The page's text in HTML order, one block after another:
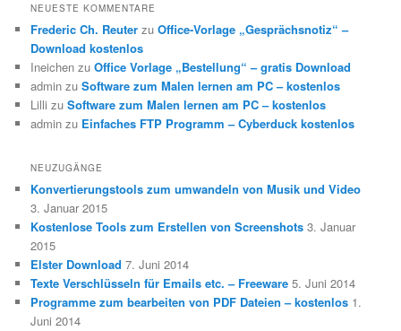
NEUESTE KOMMENTARE
Frederic Ch. Reuter zuOffice-Vorlage „Gesprächsnotiz“ –
Download kostenlos
Ineichen zuOffice Vorlage „Bestellung“ – gratis Download
admin zuSoftware zum Malen lernen am PC – kostenlos
Lilli zuSoftware zum Malen lernen am PC – kostenlos
admin zu Einfaches FTP Programm – Cyberduck kostenlos
NEUZUGÄNGE
Konvertierungstools zum umwandeln von Musik und Video
3. Januar 2015
Kostenlose Tools zum Erstellen von Screenshots 3. Januar
2015
Elster Download 7. Juni 2014
Texte Verschlüsseln für Emails etc. – Freeware 5. Juni 2014
Programme zum bearbeiten von PDF Dateien – kostenlos 1.
Juni 2014